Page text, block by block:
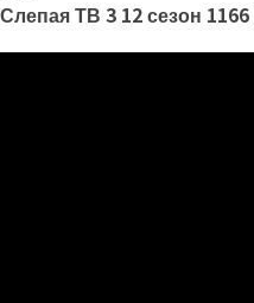
Слепая ТВ 3 12 сезон